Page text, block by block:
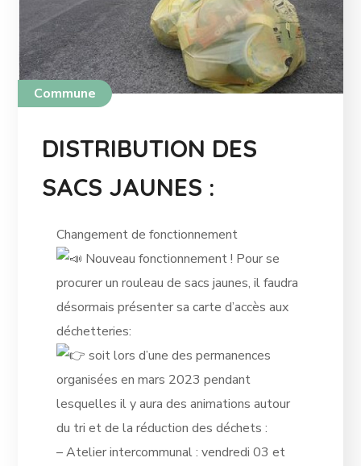
Commune
DISTRIBUTION DES
SACS JAUNES :
Changement de fonctionnement
Nouveau fonctionnement ! Pour se
procurer un rouleau de sacs jaunes, il faudra
désormais présenter sa carte d’accès aux
déchetteries:
soit lors d’une des permanences
organisées en mars 2023 pendant
lesquelles il y aura des animations autour
du tri et de la réduction des déchets :
– Atelier intercommunal : vendredi 03 et